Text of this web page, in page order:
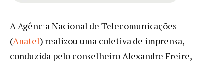
A Agência Nacional de Telecomunicações
(Anatel) realizou uma coletiva de imprensa,
conduzida pelo conselheiro Alexandre Freire,